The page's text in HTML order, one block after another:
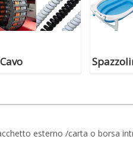
Cavo
esterno /carta o borsa